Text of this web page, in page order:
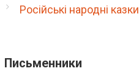
Російські народні казки
Письменники